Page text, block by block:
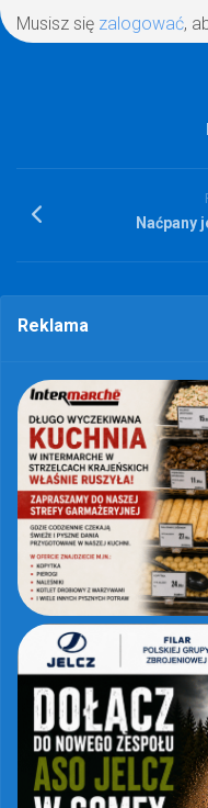
Musisz się zalogować,
Naćpany
Reklama